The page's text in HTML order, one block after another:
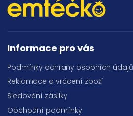
Informace pro vás
Podmínky ochrany osobních údajů
Reklamace a vrácení zboží
Sledování zásilky
Obchodní podmínky